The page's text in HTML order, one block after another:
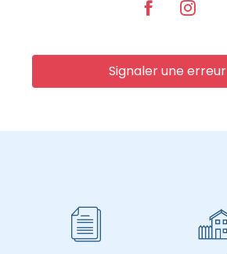
Signaler une erreur